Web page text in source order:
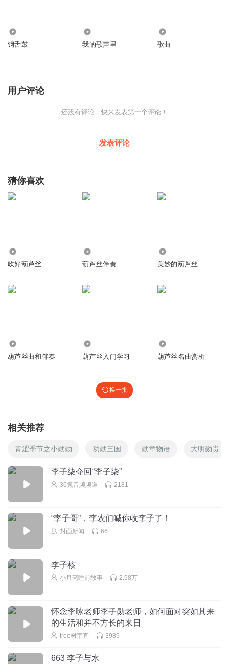
钢舌鼓 我的歌声里 歌曲
用户评论
还没有评论，快来发表第一个评论！
发表评论
猜你喜欢
吹好葫芦丝 葫芦丝伴奏 美妙的葫芦丝
葫芦丝曲和伴奏 葫芦丝入门学习 葫芦丝名曲赏析
换一批
相关推荐
青涩季节之小勋勋 功勋三国 勋章物语 大明勋贵
李子柒夺回“李子柒”
36氪音频频道 2181
“李子哥”，李农们喊你收李子了！
封面新闻 66
李子核
小月亮睡前故事 2.98万
怀念李咏老师李子勋老师，如何面对突如其来
的生活和并不方长的来日
tree树宇直 3989
663 李子与水